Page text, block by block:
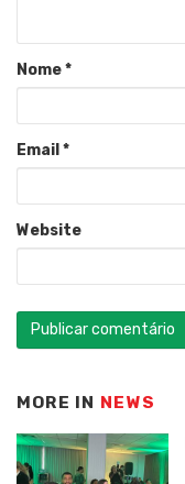
Nome*
Email *
Website
MORE IN NEWS